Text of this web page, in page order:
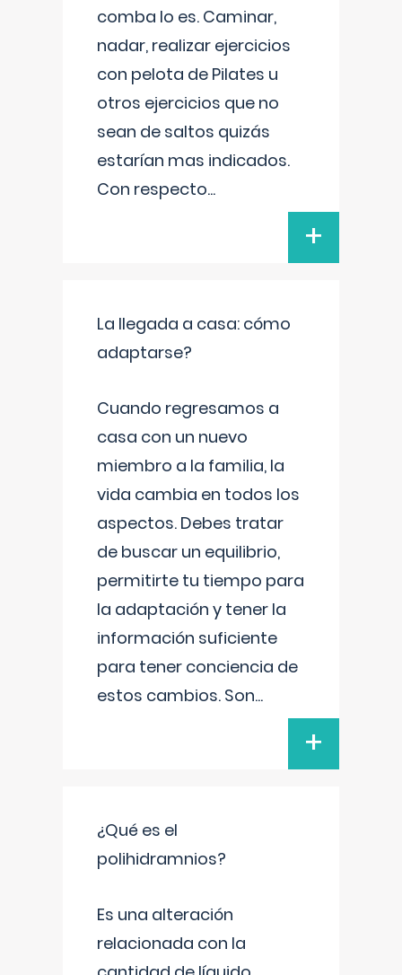
comba lo es. Caminar,
nadar, realizar ejercicios
con pelota de Pilates u
otros ejercicios que no
sean de saltos quizás
estarían mas indicados.
Con respecto...
+
La llegada a casa: cómo
adaptarse?
Cuando regresamos a
casa con un nuevo
miembro a la familia, la
vida cambia en todos los
aspectos. Debes tratar
de buscar un equilibrio,
permitirte tu tiempo para
la adaptación y tener la
información suficiente
para tener conciencia de
estos cambios. Son...
+
¿Qué es el
polihidramnios?
Es una alteración
relacionada con la